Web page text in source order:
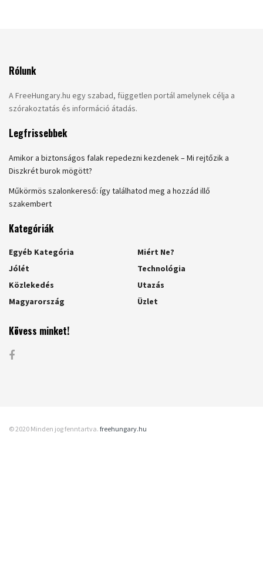
Rólunk
A FreeHungary.hu egy szabad, független portál amelynek célja a
szórakoztatás és információ átadás.
Legfrissebbek
Amikor a biztonságos falak repedezni kezdenek – Mi rejtőzik a
Diszkrét burok mögött?
Műkörmös szalonkereső: így találhatod meg a hozzád illő
szakembert
Kategóriák
Egyéb Kategória
Jólét
Közlekedés
Magyarország
Miért Ne?
Technológia
Utazás
Üzlet
Kövess minket!
© 2020 Minden jog fenntartva. freehungary.hu